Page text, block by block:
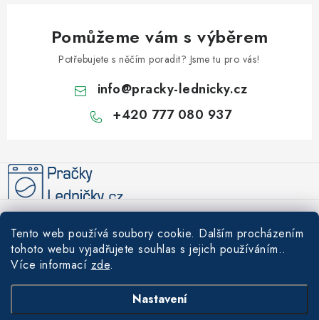
Tento web používá soubory cookie. Dalším procházením
tohoto webu vyjadřujete souhlas s jejich používáním..
Více informací zde.
Nastavení
Pomůžeme vám s výběrem
Potřebujete s něčím poradit? Jsme tu pro vás!
info@pracky-lednicky.cz
+420 777 080 937
á
a
Recenze
Akce
Tipy a rady
Údržba a čištění praček a lednic – prodlužte životnost svých
Nákupní košík